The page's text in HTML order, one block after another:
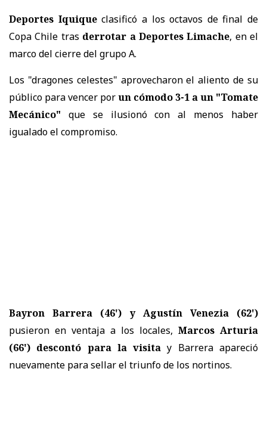
Deportes Iquiqueclasificó a los octavos de final de
Copa Chile tras derrotar a Deportes Limache, en el
marco del cierre del grupo A.
Los "dragones celestes" aprovecharon el aliento de su
público para vencer porun cómodo 3-1 a un "Tomate
Mecánico" que se ilusionó con al menos haber
igualado el compromiso.
Bayron Barrera (46') y Agustín Venezia (62')
pusieron en ventaja a los locales, Marcos Arturia
(66') descontó para la visita y Barrera apareció
nuevamente para sellar el triunfo de los nortinos.